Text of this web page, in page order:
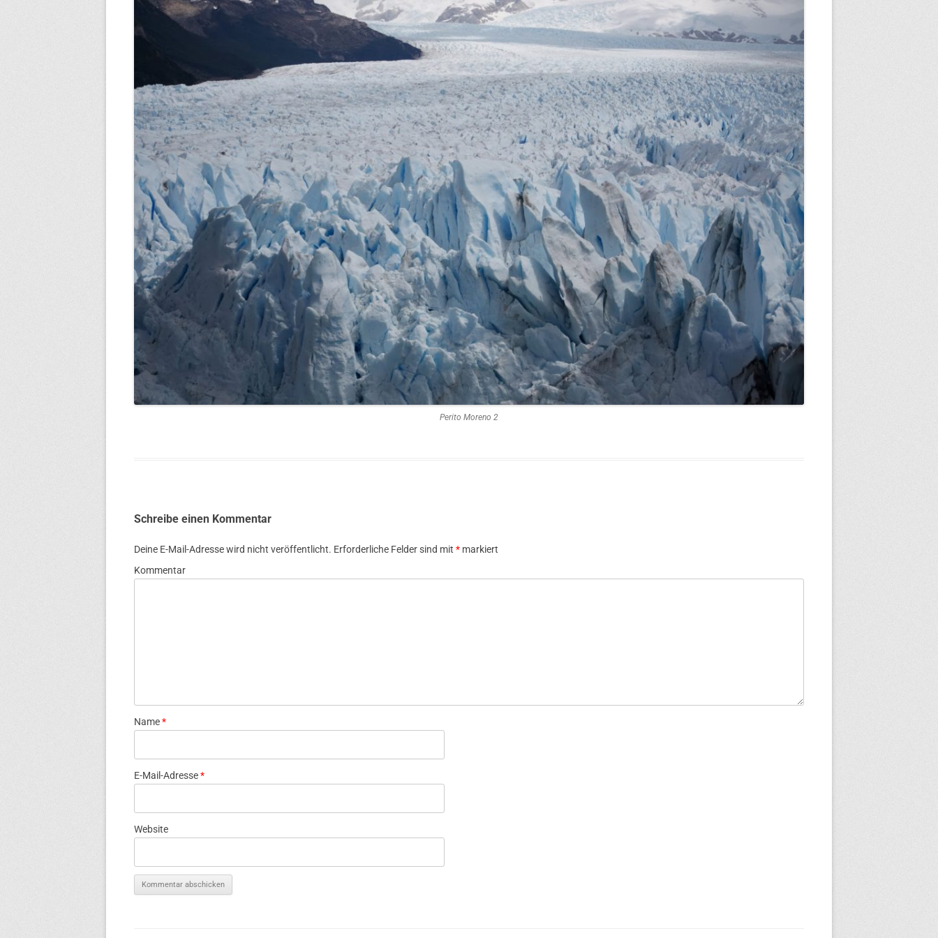
Perito Moreno 2
Schreibe einen Kommentar
Deine E-Mail-Adresse wird nicht veröffentlicht. Erforderliche Felder sind mit * markiert
Kommentar
Name*
E-Mail-Adresse*
Website